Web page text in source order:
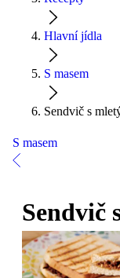
Hlavní jídla
S masem
Sendvič s
S masem
Sendvič